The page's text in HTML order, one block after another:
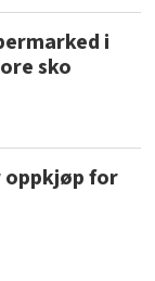
i
sko
oppkjøp for